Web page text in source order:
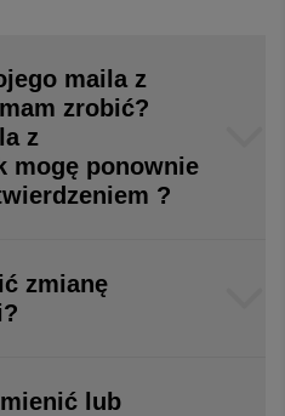
maila z
zrobić?
z
mogę ponownie
?
zmianę
lub